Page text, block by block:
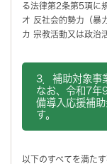
る法律第2条第5項に
オ 反社会的勢力（暴
カ 宗教活動又は政治
3．補助対象事
なお、令和7年
備導入応援補
す。
以下のすべてを満た